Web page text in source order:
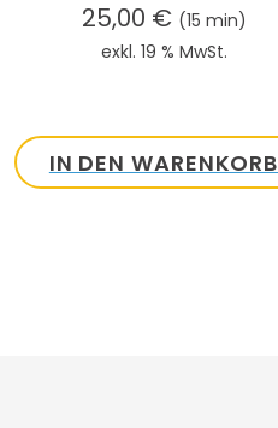
25,00 € (15 min)
exkl. 19 % MwSt.
IN DEN WARENKORB